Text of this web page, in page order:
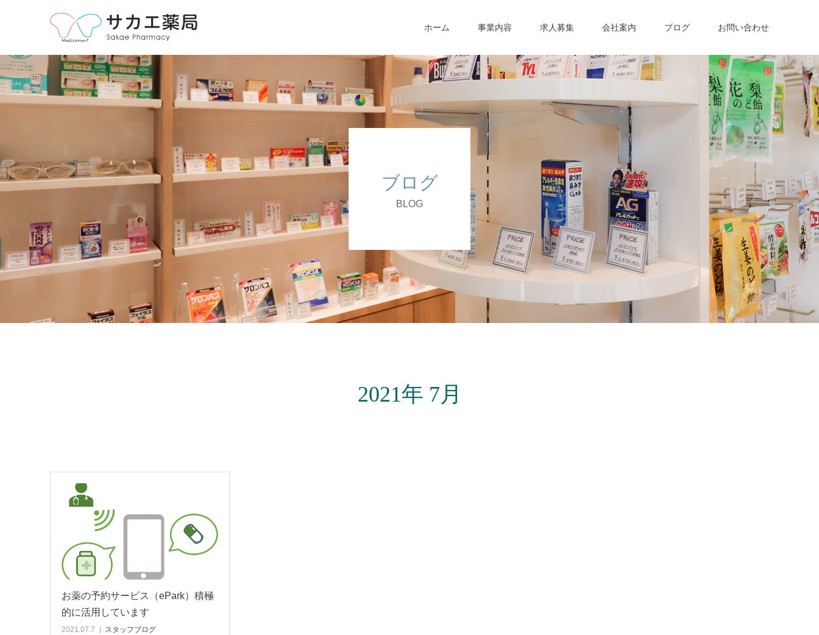
ホーム 事業内容 求人募集 会社案内 ブログ お問い合わせ
ブログ
BLOG
2021年 7月
お薬の予約サービス（ePark）積極
的に活用しています
2021.07.7 スタッフブログ